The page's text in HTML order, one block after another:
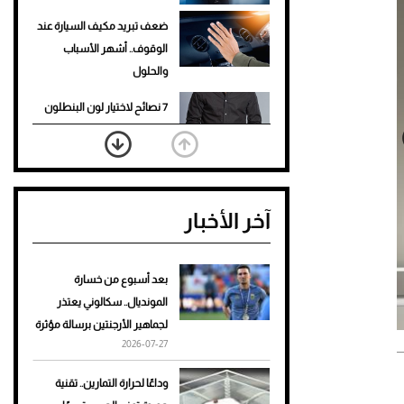
ضعف تبريد مكيف السيارة عند
الوقوف.. أشهر الأسباب
والحلول
7 نصائح لاختيار لون البنطلون
المناسب للقميص الأسود
نرى المستقبل من خلال
تصميماتنا.. كيف حجزت 1886
تمنحك فخامة استثنائية
هوى الأبطال
أفضل تدريج للشعر الطويل
لإطلالة جريئة وعصرية
آخر الأخبار
بعد أسبوع من خسارة
المونديال.. سكالوني يعتذر
لجماهير الأرجنتين برسالة مؤثرة
2026-07-27
وداعًا لحرارة التمارين.. تقنية